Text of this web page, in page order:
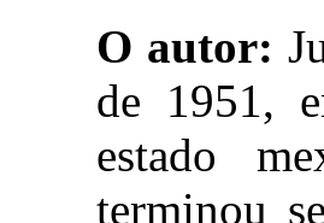
O autor:
de 1951,
estado
terminou